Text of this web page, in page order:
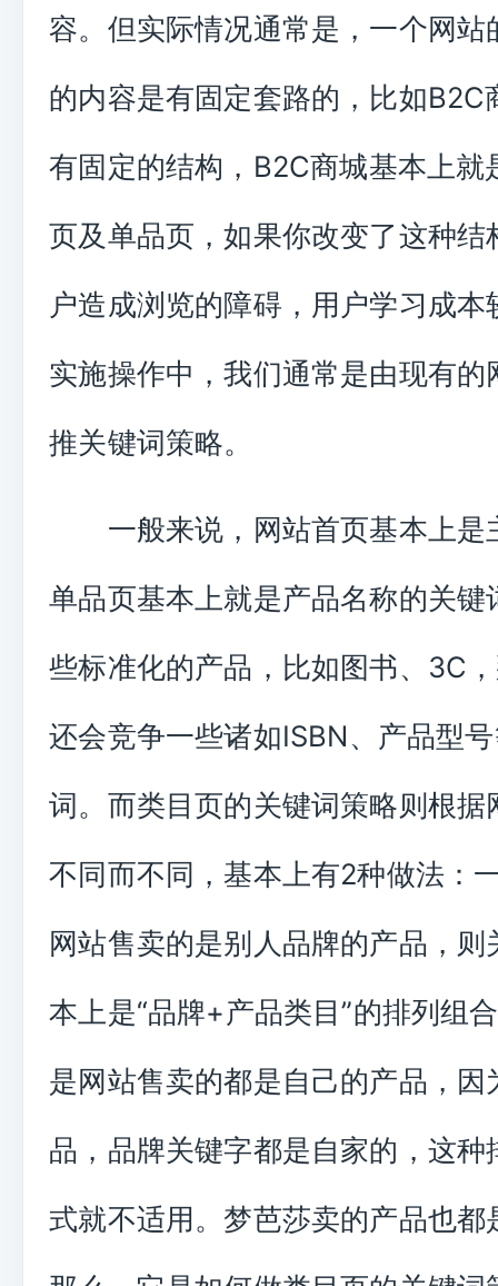
容。但实际情况通常是，一个网站
的内容是有固定套路的，比如B2C
有固定的结构，B2C商城基本上就
页及单品页，如果你改变了这种结
户造成浏览的障碍，用户学习成本
实施操作中，我们通常是由现有的
推关键词策略。
一般来说，网站首页基本上是
单品页基本上就是产品名称的关键
些标准化的产品，比如图书、3C
还会竞争一些诸如ISBN、产品型
词。而类目页的关键词策略则根据
不同而不同，基本上有2种做法：
网站售卖的是别人品牌的产品，则
本上是“品牌+产品类目”的排列组
是网站售卖的都是自己的产品，因
品，品牌关键字都是自家的，这种
式就不适用。梦芭莎卖的产品也都